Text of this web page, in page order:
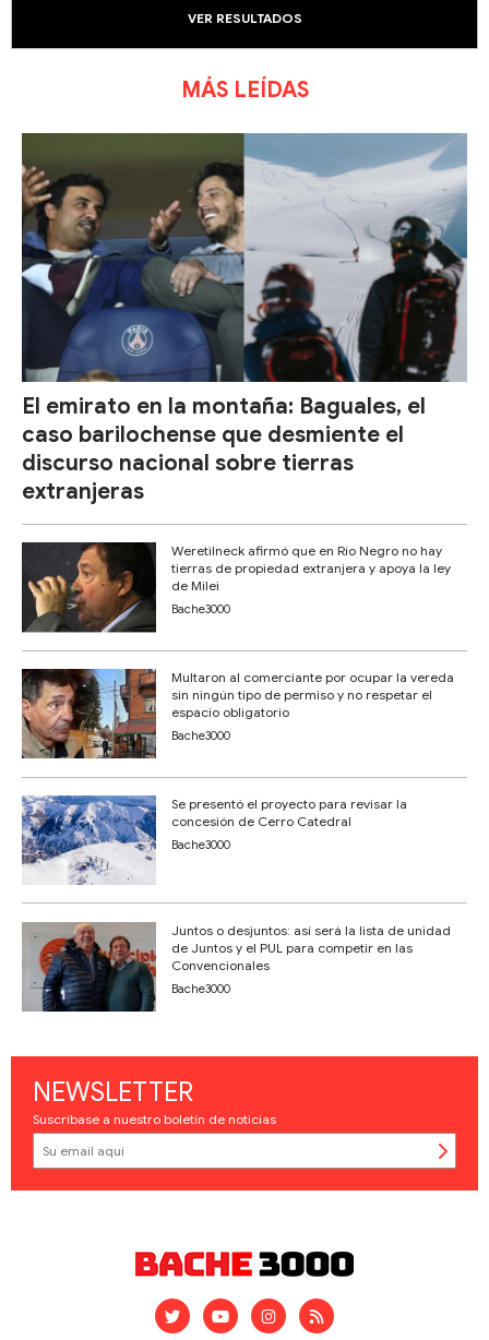
VER RESULTADOS
MÁS LEÍDAS
El emirato en la montaña: Baguales, el
caso barilochense que desmiente el
discurso nacional sobre tierras
extranjeras
Weretilneck afirmó que en Río Negro no hay
tierras de propiedad extranjera y apoya la ley
de Milei
Bache3000
Multaron al comerciante por ocupar la vereda
sin ningún tipo de permiso y no respetar el
espacio obligatorio
Bache3000
Se presentó el proyecto para revisar la
concesión de Cerro Catedral
Bache3000
Juntos o desjuntos: así será la lista de unidad
de Juntos y el PUL para competir en las
Convencionales
Bache3000
NEWSLETTER
Suscríbase a nuestro boletín de noticias